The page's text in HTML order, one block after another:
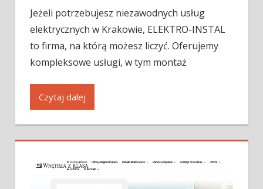
Jeżeli potrzebujesz niezawodnych usług
elektrycznych w Krakowie, ELEKTRO-INSTAL
to firma, na którą możesz liczyć. Oferujemy
kompleksowe usługi, w tym montaż
Czytaj dalej